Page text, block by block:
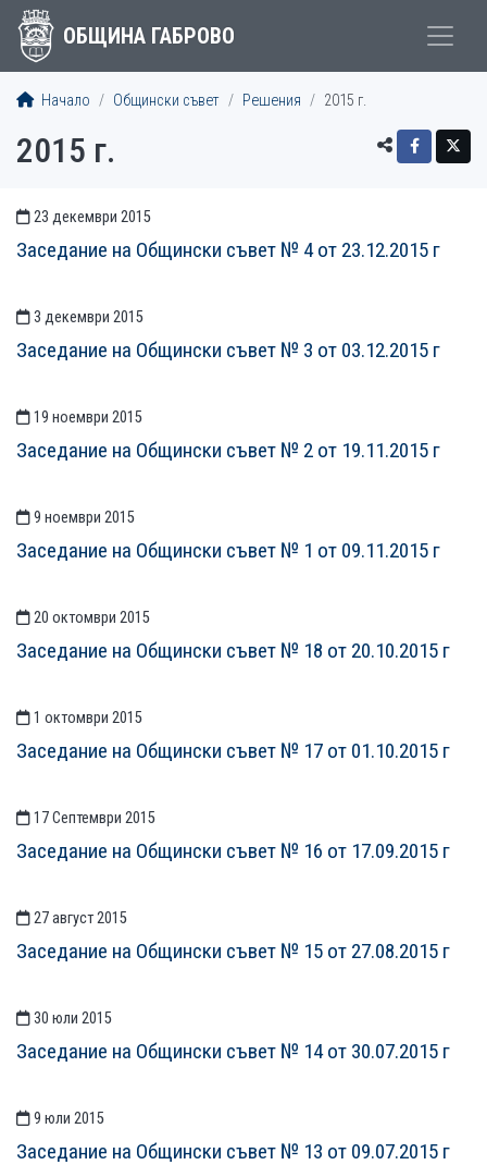
ОБЩИНА ГАБРОВО
Начало Общински съвет Решения 2015 г.
2015 г.
СТАТИИСТАТИИ
23 декември 2015
Заседание на Общински съвет № 4 от 23.12.2015 г
3 декември 2015
Заседание на Общински съвет № 3 от 03.12.2015 г
19 ноември 2015
Заседание на Общински съвет № 2 от 19.11.2015 г
9 ноември 2015
Заседание на Общински съвет № 1 от 09.11.2015 г
20 октомври 2015
Заседание на Общински съвет № 18 от 20.10.2015 г
1 октомври 2015
Заседание на Общински съвет № 17 от 01.10.2015 г
17 Септември 2015
Заседание на Общински съвет № 16 от 17.09.2015 г
27 август 2015
Заседание на Общински съвет № 15 от 27.08.2015 г
30 юли 2015
Заседание на Общински съвет № 14 от 30.07.2015 г
9 юли 2015
Заседание на Общински съвет № 13 от 09.07.2015 г